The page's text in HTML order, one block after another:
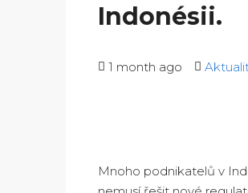
Indonésii.
1 month ago
Mnoho podnikatelů v